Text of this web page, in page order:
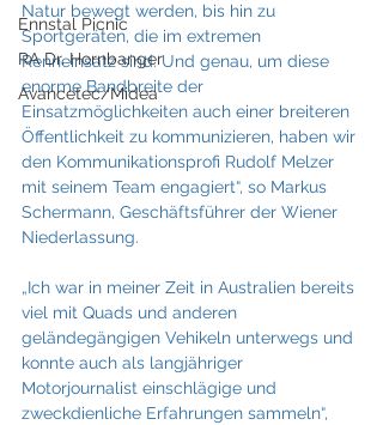
Ennstal Picnic
RA Dr. Hornbanger
Avancetec/Midea
Natur bewegt werden, bis hin zu
Sportgeräten, die im extremen
Renneinsatz sind. Und genau, um diese
enorme Bandbreite der
Einsatzmöglichkeiten auch einer breiteren
Öffentlichkeit zu kommunizieren, haben wir
den Kommunikationsprofi Rudolf Melzer
mit seinem Team engagiert“, so Markus
Schermann, Geschäftsführer der Wiener
Niederlassung.
„Ich war in meiner Zeit in Australien bereits
viel mit Quads und anderen
geländegängigen Vehikeln unterwegs und
konnte auch als langjähriger
Motorjournalist einschlägige und
zweckdienliche Erfahrungen sammeln“,